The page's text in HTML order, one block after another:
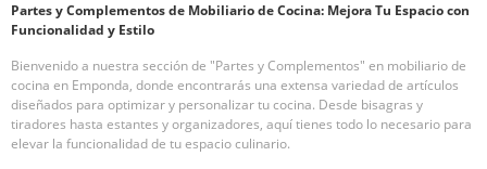
Partes y Complementos de Mobiliario de Cocina: Mejora Tu Espacio con
Funcionalidad y Estilo
Bienvenido a nuestra sección de "Partes y Complementos" en mobiliario de
cocina en Emponda, donde encontrarás una extensa variedad de artículos
diseñados para optimizar y personalizar tu cocina. Desde bisagras y
tiradores hasta estantes y organizadores, aquí tienes todo lo necesario para
elevar la funcionalidad de tu espacio culinario.